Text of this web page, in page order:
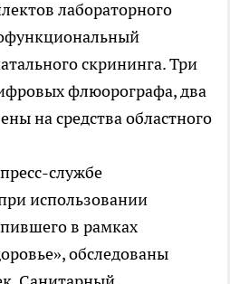
лабораторного
скрининга. Три
флюорографа, два
на средства областного
службе
использовании
в рамках
обследованы